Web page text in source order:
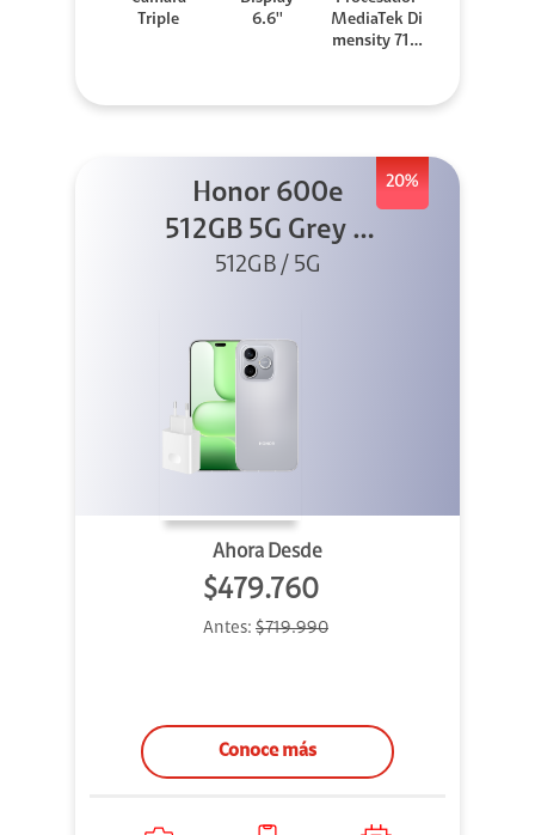
Triple
6.6''
MediaTek Di
mensity 710
20%
Honor 600e
512GB 5G Grey +
45W
512GB / 5G
Ahora Desde
$479.760
Antes: $719.990
Conoce más